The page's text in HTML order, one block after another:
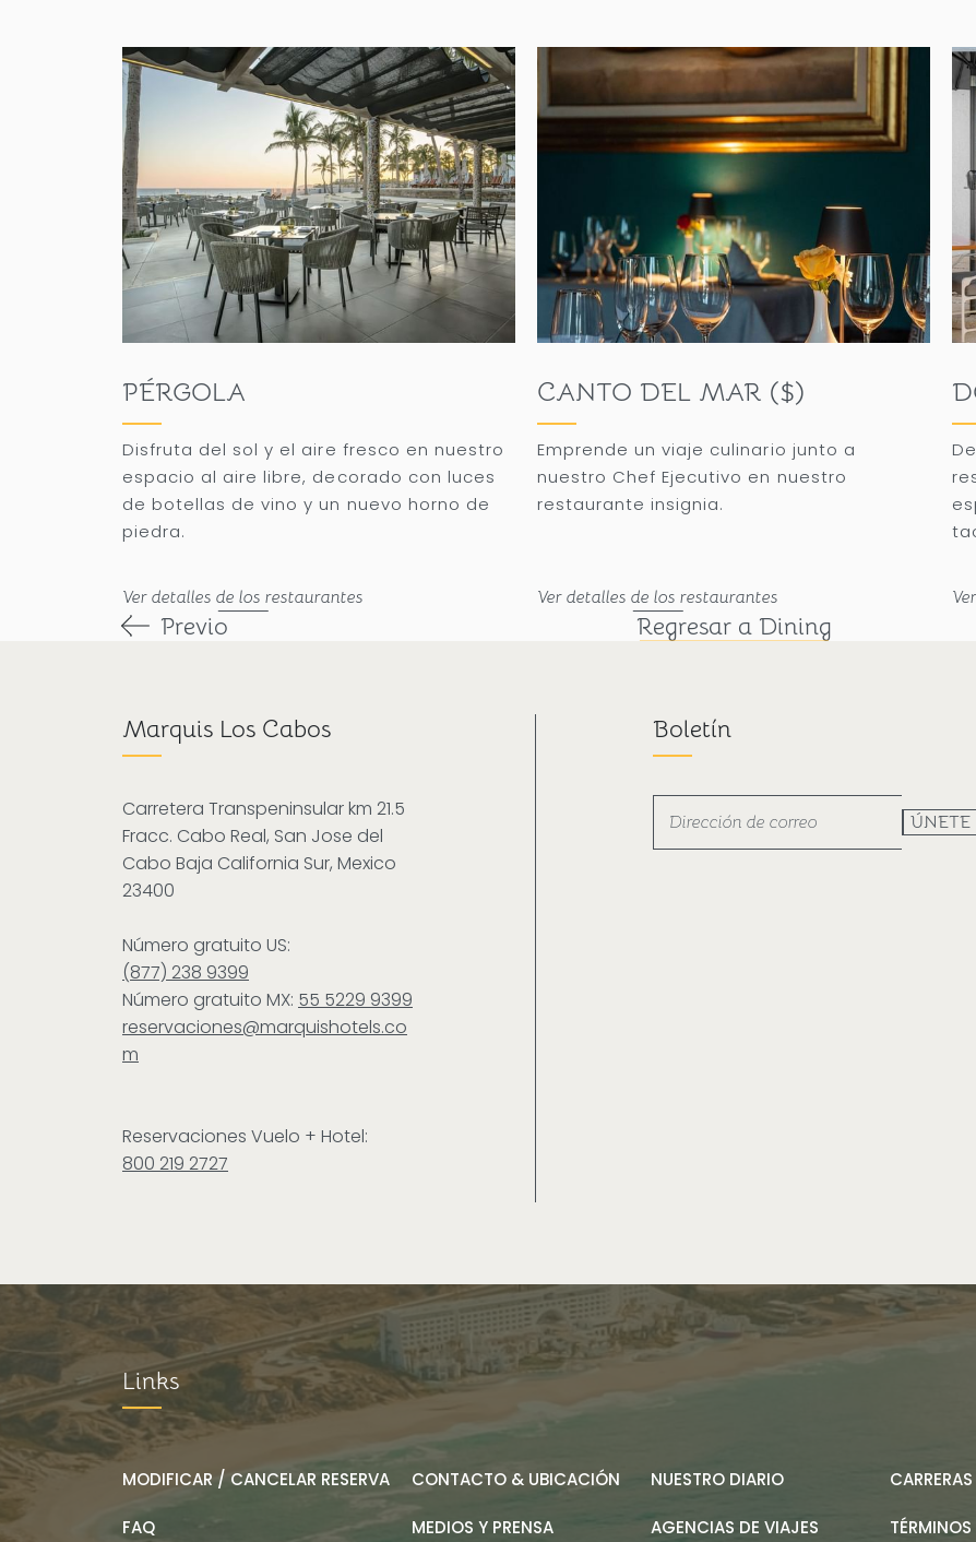
PÉRGOLA
Disfruta del sol y el aire fresco en nuestro
espacio al aire libre, decorado con luces
de botellas de vino y un nuevo horno de
piedra.
Ver detalles de los restaurantes
CANTO DEL MAR ($)
Emprende un viaje culinario junto a
nuestro Chef Ejecutivo en nuestro
restaurante insignia.
Ver detalles de los restaurantes
Previo Regresar a Dining
Marquis Los Cabos
Carretera Transpeninsular km 21.5
Fracc. Cabo Real, San Jose del
Cabo Baja California Sur, Mexico
23400
Número gratuito US:
(877) 238 9399
Número gratuito MX: 55 5229 9399
reservaciones@marquishotels.co
m
Reservaciones Vuelo + Hotel:
800 219 2727
Boletín
ÚNETE
Links
MODIFICAR / CANCELAR RESERVA CONTACTO & UBICACIÓN NUESTRO DIARIO CARRERAS
FAQ MEDIOS Y PRENSA AGENCIAS DE VIAJES